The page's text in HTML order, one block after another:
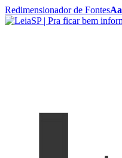
Redimensionador de FontesAa